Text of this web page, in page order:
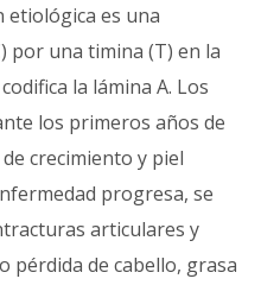
etiológica es una
por una timina (T) en la
la lámina A. Los
los primeros años de
crecimiento y piel
progresa, se
articulares y
pérdida de cabello, grasa